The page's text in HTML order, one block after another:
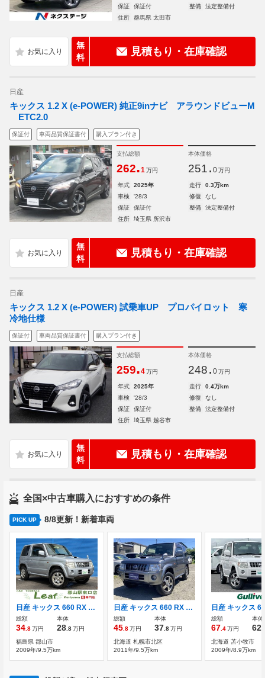
保証
保証付 整備
法定整備付
住所
群馬県 太田市
無
料
見積もり・在庫確認
日産
キックス 1.2 X (e-POWER) 純正9inナビ アラウンドビューM
ETC2.0
保証付 車両品質保証書付 購入プラン付き
支払総額
262.1 万円
本体価格
251. 0 万円
年式 2025年 走行
0.3万km
車検
'28/3 修復
なし
保証
保証付 整備
法定整備付
住所
埼玉県 所沢市
無
料
見積もり・在庫確認
日産
キックス 1.2 X (e-POWER) 試乗車UP プロパイロット 寒
冷地仕様
保証付 車両品質保証書付 購入プラン付き
支払総額
259.4 万円
本体価格
248. 0 万円
年式 2025年 走行
0.4万km
車検
'28/3 修復
なし
保証
保証付 整備
法定整備付
住所
埼玉県 越谷市
無
料
見積もり・在庫確認
全国×中古車購入におすすめの条件
PICK UP 8/8更新！新着車両
日産 キックス 660 RX 4WD ターボ(車検2年・新品バッテリー付)基本装
総額
34 .8万円
本体
28 .8万円
福島県 郡山市
2009年/9.5万km
日産 キックス 660 RX 4WD ナビテレビ シートヒーター
総額
45 .8万円
本体
37 .8万円
北海道 札幌市北区
2011年/9.5万km
総額
67 .4万円
本体
62
北海道 苫小牧市
2009年/8.9万km